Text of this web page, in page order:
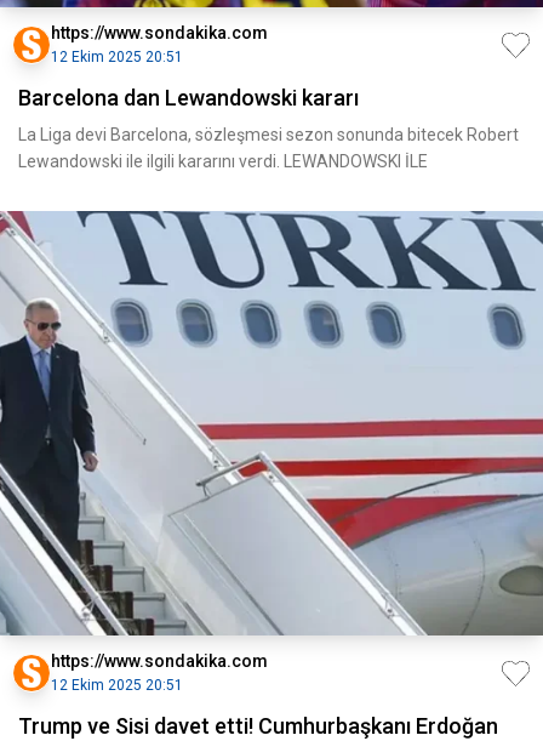
https://www.sondakika.com
12 Ekim 2025 20:51
Barcelona dan Lewandowski kararı
La Liga devi Barcelona, sözleşmesi sezon sonunda bitecek Robert
Lewandowski ile ilgili kararını verdi. LEWANDOWSKI İLE
https://www.sondakika.com
12 Ekim 2025 20:51
Trump ve Sisi davet etti! Cumhurbaşkanı Erdoğan